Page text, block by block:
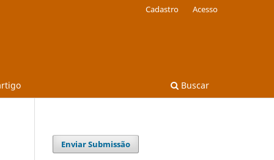
Buscar
Cadastro Acesso
Enviar Submissão